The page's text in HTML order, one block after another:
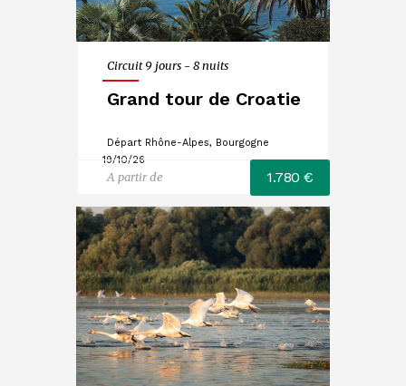
Circuit 9 jours - 8 nuits
Grand tour de Croatie
Départ Rhône-Alpes, Bourgogne
19/10/26
A partir de 1.780 €